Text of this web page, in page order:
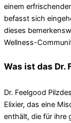
einem
befasst sich
dieses
Wellness-
Was ist das Dr.
Dr. Feelgood
Elixier, das eine
enthält, die für ihre